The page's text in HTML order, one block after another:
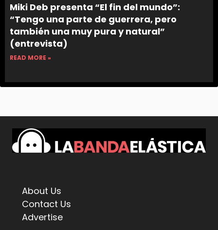
Miki Deb presenta “El fin del mundo”:
“Tengo una parte de guerrera, pero
también una muy pura y natural”
(entrevista)
READ MORE »
About Us
Contact Us
Advertise